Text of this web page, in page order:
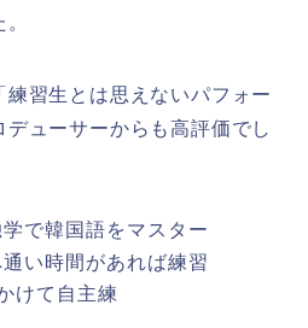
習生とは思えないパフォー
ューサーからも高評価でし
で韓国語をマスター
い時間があれば練習
けて自主練